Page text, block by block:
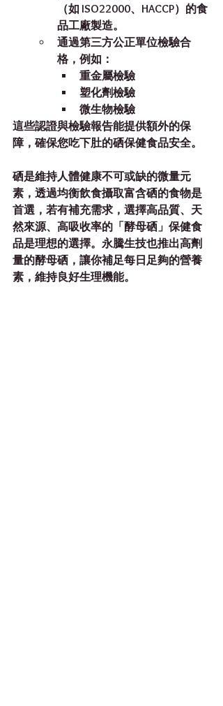
（如 ISO22000、HACCP）的食
品工廠製造。
通過第三方公正單位檢驗合
格，例如：
重金屬檢驗
塑化劑檢驗
微生物檢驗
這些認證與檢驗報告能提供額外的保
障，確保您吃下肚的硒保健食品安全。
硒是維持人體健康不可或缺的微量元
素，透過均衡飲食攝取富含硒的食物是
首選，若有補充需求，選擇高品質、天
然來源、高吸收率的「酵母硒」保健食
品是理想的選擇。永騰生技也推出高劑
量的酵母硒，讓你補足每日足夠的營養
素，維持良好生理機能。